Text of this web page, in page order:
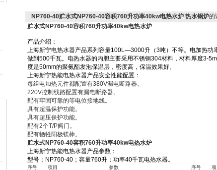
NP760-40贮水式NP760-40容积760升功率40kw电热水炉 热水锅炉的
贮水式NP760-40容积760升功率40kw电热水炉
产品介绍：
上海新宁电热水器产品系列容量100L—3000升（3吨）不等。电加热功
做到500千瓦。电热水器的内胆主要采用不锈钢304材料，材料厚度3-
度是50mm的聚氨酯发泡保温层，密度高，保温效果好。
上海新宁热能电热水器产品安全性能配置：
每组电加热元件都配置有380V漏电断路器。
220V控制线路配置有漏电断路器。
配有牢固可靠的等电位接地线。
具有超温保护功能。
具有超压保护功能。
配有2个T/P阀门。
配有牺牲阳极镁棒。
贮水式NP760-40容积760升功率40kw电热水炉
上海新宁热能电热水器产品参数：
型号：NP760-40；容量760升；功率40千瓦电热水器。
序号 项目 参数 序号 项